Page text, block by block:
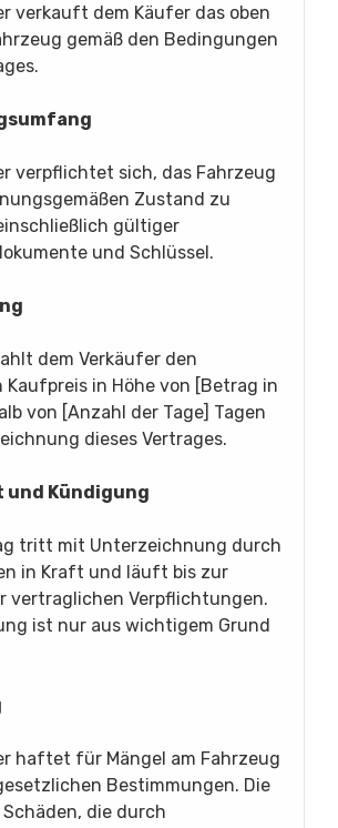
verkauft dem Käufer das oben
gemäß den Bedingungen
verpflichtet sich, das Fahrzeug
Zustand zu
gültiger
und Schlüssel.
dem Verkäufer den
in Höhe von [Betrag in
von [Anzahl der Tage] Tagen
dieses Vertrages.
und Kündigung
tritt mit Unterzeichnung durch
in Kraft und läuft bis zur
vertraglichen Verpflichtungen.
ist nur aus wichtigem Grund
haftet für Mängel am Fahrzeug
Bestimmungen. Die
die durch